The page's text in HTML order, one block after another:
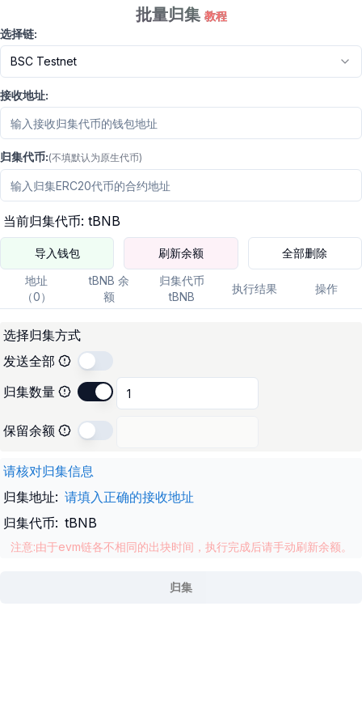
批量归集 教程
选择链:
BSC Testnet
接收地址:
归集代币:(不填默认为原生代币)
当前归集代币: tBNB
导入钱包 刷新余额
全部删除
地址
（0）
tBNB 余
额
归集代币
tBNB
执行结果 操作
选择归集方式
发送全部
归集数量
保留余额
请核对归集信息
归集地址: 请填入正确的接收地址
归集代币: tBNB
注意:由于evm链各不相同的出块时间，执行完成后请手动刷新余额。
归集